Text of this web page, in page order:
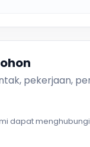
pekerjaan,
dapat